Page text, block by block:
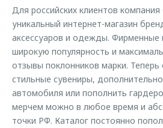
Для российских клиентов компания
уникальный интернет-магазин
аксессуаров и одежды. Фирменные
широкую популярность и
отзывы поклонников марки. Теперь
стильные сувениры,
автомобиля или пополнить
мерчем можно в любое время и
точки РФ. Каталог постоянно